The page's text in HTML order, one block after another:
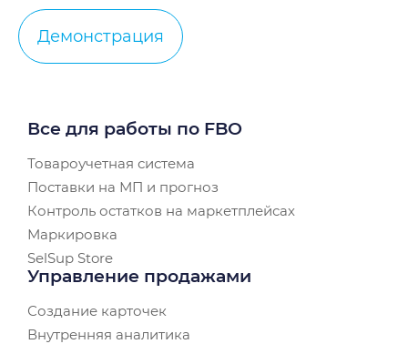
Демонстрация
Все для работы по FBO
Товароучетная система
Поставки на МП и прогноз
Контроль остатков на маркетплейсах
Маркировка
SelSup Store
Управление продажами
Создание карточек
Внутренняя аналитика